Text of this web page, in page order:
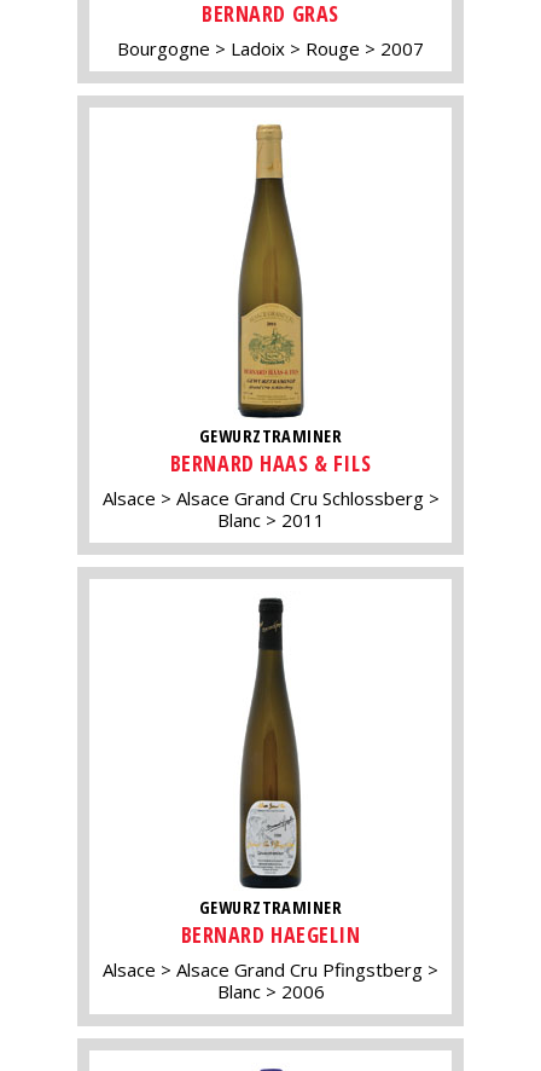
BERNARD GRAS
Bourgogne Ladoix Rouge 2007
GEWURZTRAMINER
BERNARD HAAS & FILS
Alsace
Alsace Grand Cru Schlossberg
Blanc
2011
GEWURZTRAMINER
BERNARD HAEGELIN
Alsace
Alsace Grand Cru Pfingstberg
Blanc
2006